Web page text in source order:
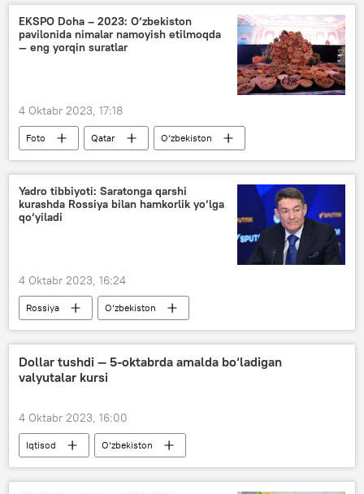
EKSPO Doha – 2023: O‘zbekiston
pavilonida nimalar namoyish etilmoqda
— eng yorqin suratlar
4 Oktabr 2023, 17:18
Foto Qatar
O‘zbekiston
Qishloq xo‘jaligi vazirligi
meva-sabzavot
ko‘rgazma
Yadro tibbiyoti: Saratonga qarshi
kurashda Rossiya bilan hamkorlik yo‘lga
qo‘yiladi
4 Oktabr 2023, 16:24
Rossiya
O‘zbekiston
O‘zbekiston - Rossiya
tibbiyot muassasi
yadro fizikasi
hamkorlik Buxoro
Dollar tushdi — 5-oktabrda amalda bo‘ladigan
valyutalar kursi
4 Oktabr 2023, 16:00
Iqtisod
O‘zbekiston
valyuta kurslari
Markaziy bank